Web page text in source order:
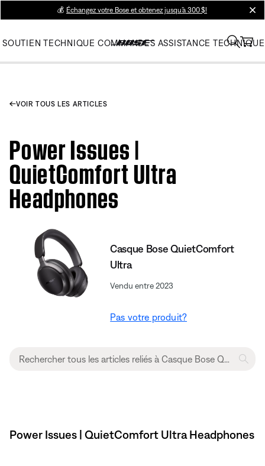
💰 Échangez votre Bose et obtenez jusqu’à 300 $!
SOUTIEN TECHNIQUE COMMANDES ASSISTANCE TECHNIQUE
VOIR TOUS LES ARTICLES
Power Issues |
QuietComfort Ultra
Headphones
Casque Bose QuietComfort
Ultra
Vendu entre 2023
Pas votre produit?
Power Issues | QuietComfort Ultra Headphones